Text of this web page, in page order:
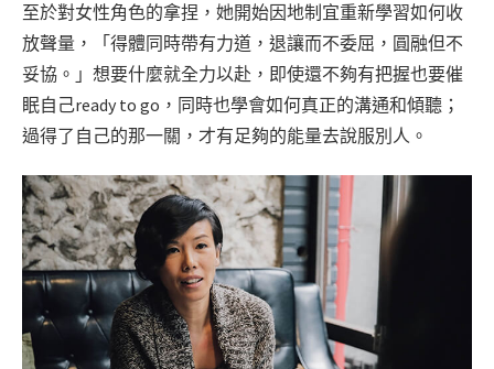
至於對女性角色的拿捏，她開始因地制宜重新學習如何收
放聲量，「得體同時帶有力道，退讓而不委屈，圓融但不
妥協。」想要什麼就全力以赴，即使還不夠有把握也要催
眠自己ready to go，同時也學會如何真正的溝通和傾聽；
過得了自己的那一關，才有足夠的能量去說服別人。